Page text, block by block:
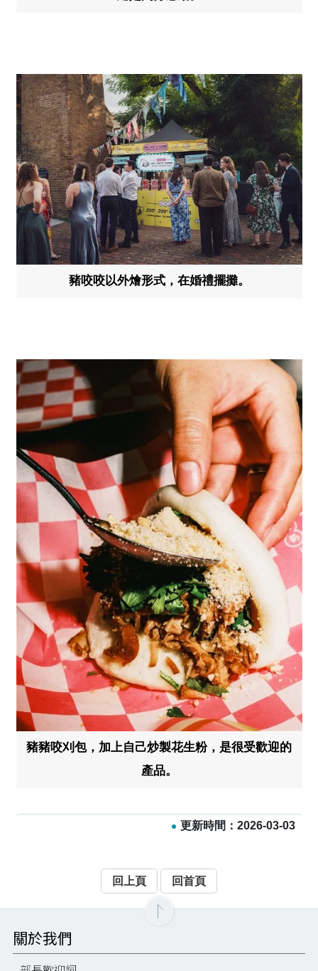
豬咬咬以外燴形式，在婚禮擺攤。
豬豬咬刈包，加上自己炒製花生粉，是很受歡迎的
產品。
更新時間：2026-03-03
回上頁 回首頁
關於我們